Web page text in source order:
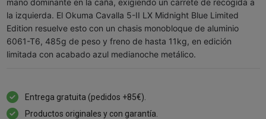
mano dominante en la caña, exigiendo un carrete de recogida a
la izquierda. El Okuma Cavalla 5-II LX Midnight Blue Limited
Edition resuelve esto con un chasis monobloque de aluminio
6061-T6, 485g de peso y freno de hasta 11kg, en edición
limitada con acabado azul medianoche metálico.
Entrega gratuita (pedidos +85€).
Productos originales y con garantía.